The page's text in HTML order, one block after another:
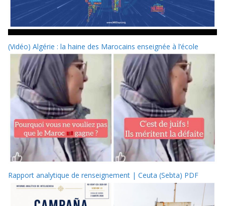
(Vidéo) Algérie : la haine des Marocains enseignée à l’école
Rapport analytique de renseignement | Ceuta (Sebta) PDF